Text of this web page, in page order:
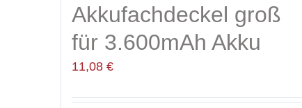
Akkufachdeckel groß
für 3.600mAh Akku
11,08 €